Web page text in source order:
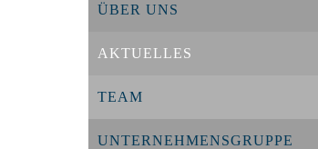
ÜBER UNS
AKTUELLES
TEAM
UNTERNEHMENSGRUPPE